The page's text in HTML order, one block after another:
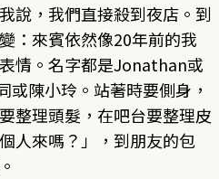
說，我們直接殺到夜店。到
：來賓依然像20年前的我
情。名字都是Jonathan或
陳小玲。站著時要側身，
整理頭髮，在吧台要整理皮
人來嗎？」，到朋友的包